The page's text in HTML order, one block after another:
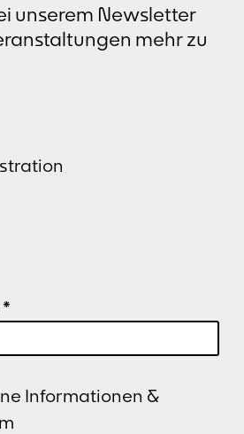
unserem Newsletter
mehr zu
*
Informationen &